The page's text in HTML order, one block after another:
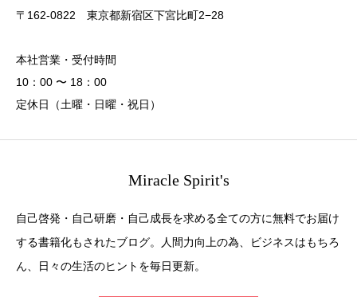
〒162-0822 東京都新宿区下宮比町2−28
本社営業・受付時間
10：00 〜 18：00
定休日（土曜・日曜・祝日）
Miracle Spirit's
自己啓発・自己研磨・自己成長を求める全ての方に無料でお届け
する書籍化もされたブログ。人間力向上の為、ビジネスはもちろ
ん、日々の生活のヒントを毎日更新。